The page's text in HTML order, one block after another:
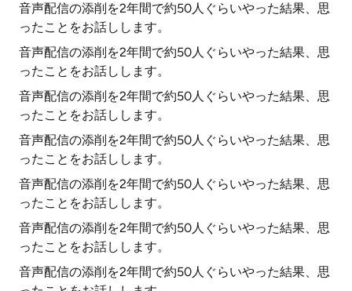
音声配信の添削を2年間で約50人ぐらいやった結果、思
ったことをお話しします。
音声配信の添削を2年間で約50人ぐらいやった結果、思
ったことをお話しします。
音声配信の添削を2年間で約50人ぐらいやった結果、思
ったことをお話しします。
音声配信の添削を2年間で約50人ぐらいやった結果、思
ったことをお話しします。
音声配信の添削を2年間で約50人ぐらいやった結果、思
ったことをお話しします。
音声配信の添削を2年間で約50人ぐらいやった結果、思
ったことをお話しします。
音声配信の添削を2年間で約50人ぐらいやった結果、思